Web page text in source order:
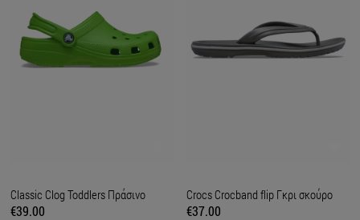
Classic Clog Toddlers Πράσινο
€39.00
Crocs Crocband flip Γκρι σκούρο
€37.00